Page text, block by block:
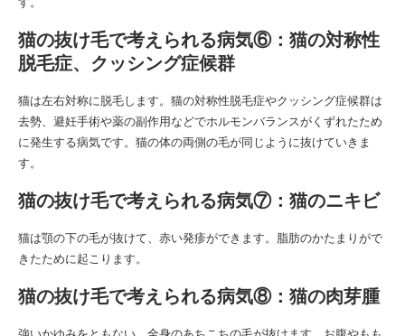
猫の抜け毛で考えられる病気⑥：猫の対称性
脱毛症、クッシング症候群
猫は左右対称に脱毛します。猫の対称性脱毛症やクッシング症候群は
去勢、避妊手術や薬の副作用などでホルモンバランスがくずれたため
に発生する病気です。猫の体の両側の毛が同じように抜けていきま
す。
猫の抜け毛で考えられる病気⑦：猫のニキビ
猫は顎の下の毛が抜けて、赤い発疹ができます。脂肪のかたまりがで
きたために起こります。
猫の抜け毛で考えられる病気⑧：猫の肉芽腫